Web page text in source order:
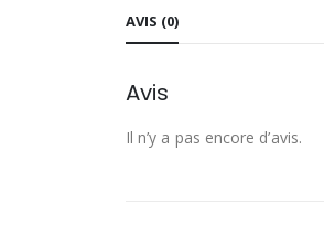
AVIS (0)
Avis
Il n’y a pas encore d’avis.